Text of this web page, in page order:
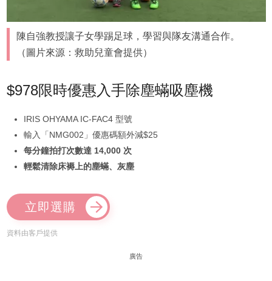
陳自強教授讓子女學踢足球，學習與隊友溝通合作。
（圖片來源：救助兒童會提供）
$978限時優惠入手除塵蟎吸塵機
IRIS OHYAMA IC-FAC4 型號
輸入「NMG002」優惠碼額外減$25
每分鐘拍打次數達 14,000 次
輕鬆清除床褥上的塵蟎、灰塵
立即選購
資料由客戶提供
廣告